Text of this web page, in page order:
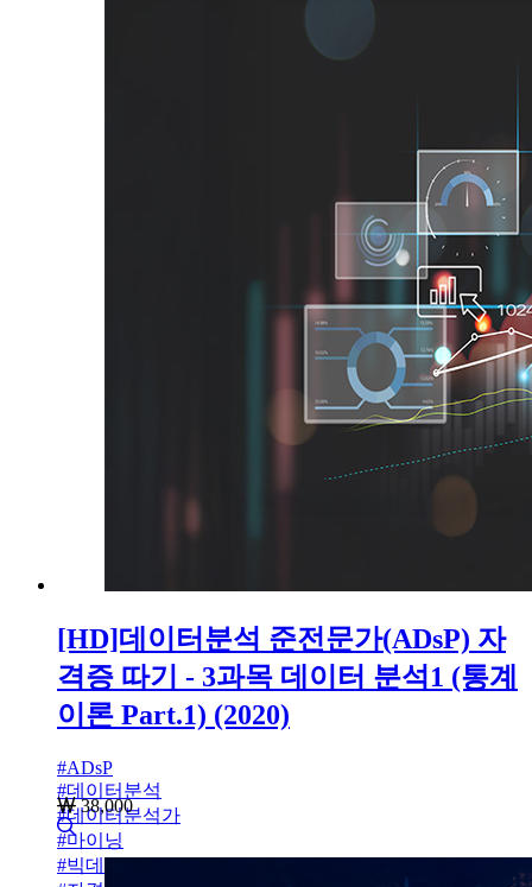
[HD]데이터분석 준전문가(ADsP) 자
격증 따기 - 3과목 데이터 분석1 (통계
이론 Part.1) (2020)
#ADsP
#데이터분석
#데이터분석가
#마이닝
#빅데이터
38,000